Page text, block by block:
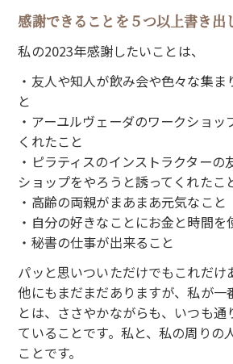
感謝できることを５つ以上書き出
私の2023年感謝したいことは、
・友人や知人が飲み会や色々な集ま
と
・アーユルヴェーダのワークショッ
くれたこと
・ピラティスのインストラクターの
ショップをやろうと誘ってくれたこ
・高齢の両親がまあまあ元気なこと
・自分の好きなことにお金と時間を
・秘書の仕事が出来ること
パッと思いついただけでもこれだけ
他にもまだまだありますが、私が一
とは、ささやかながらも、いつも通
ていることです。私と、私の周りの
ことです。